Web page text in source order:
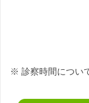
※ 診察時間につい